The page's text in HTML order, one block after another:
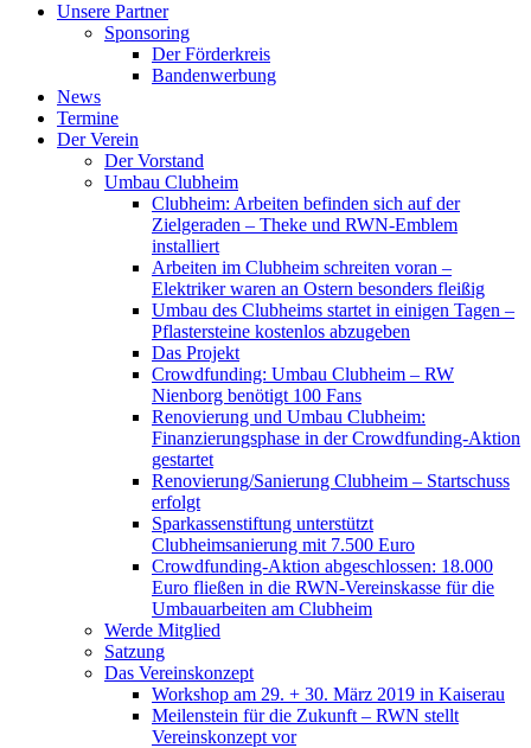
Unsere Partner
Sponsoring
Der Förderkreis
Bandenwerbung
News
Termine
Der Verein
Der Vorstand
Umbau Clubheim
Clubheim: Arbeiten befinden sich auf der
Zielgeraden – Theke und RWN-Emblem
installiert
Arbeiten im Clubheim schreiten voran –
Elektriker waren an Ostern besonders fleißig
Umbau des Clubheims startet in einigen Tagen –
Pflastersteine kostenlos abzugeben
Das Projekt
Crowdfunding: Umbau Clubheim – RW
Nienborg benötigt 100 Fans
Renovierung und Umbau Clubheim:
Finanzierungsphase in der Crowdfunding-Aktion
gestartet
Renovierung/Sanierung Clubheim – Startschuss
erfolgt
Sparkassenstiftung unterstützt
Clubheimsanierung mit 7.500 Euro
Crowdfunding-Aktion abgeschlossen: 18.000
Euro fließen in die RWN-Vereinskasse für die
Umbauarbeiten am Clubheim
Werde Mitglied
Satzung
Das Vereinskonzept
Workshop am 29. + 30. März 2019 in Kaiserau
Meilenstein für die Zukunft – RWN stellt
Vereinskonzept vor